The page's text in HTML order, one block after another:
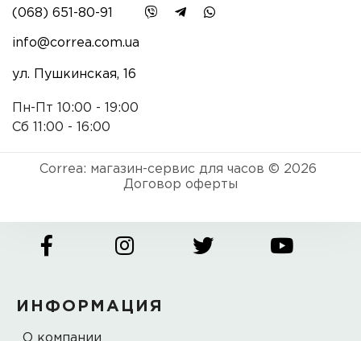
(068) 651-80-91
info@correa.com.ua
ул. Пушкинская, 16
Пн-Пт 10:00 - 19:00
Сб 11:00 - 16:00
Correa: магазин-сервис для часов © 2026
Договор оферты
ИНФОРМАЦИЯ
О компании